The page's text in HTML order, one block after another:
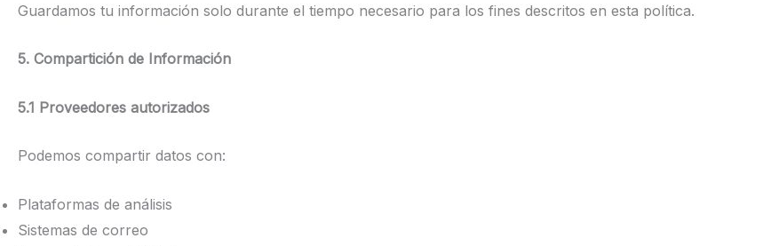
Guardamos tu información solo durante el tiempo necesario para los fines descritos en esta política.
5. Compartición de Información
5.1 Proveedores autorizados
Podemos compartir datos con:
Plataformas de análisis
Sistemas de correo